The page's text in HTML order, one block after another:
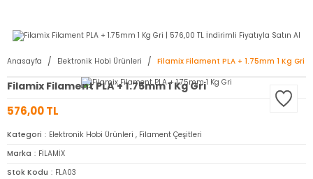
Anasayfa Elektronik Hobi Ürünleri Filamix Filament PLA + 1.75mm 1 Kg Gri
Filamix Filament PLA + 1.75mm 1 Kg Gri
576,00 TL
Kategori Elektronik Hobi Ürünleri , Filament Çeşitleri
Marka
FİLAMİX
Stok Kodu
FLA03